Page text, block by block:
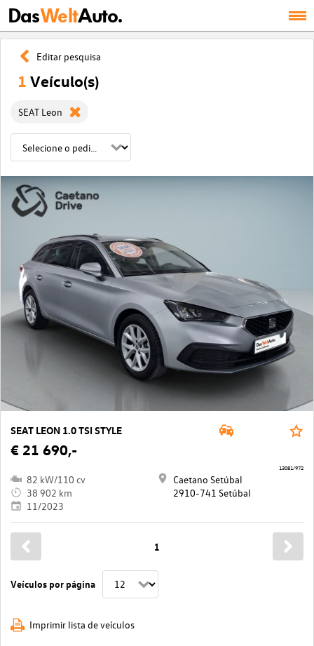
DasWeltAuto.
Editar pesquisa
1 Veículo(s)
SEAT Leon
SEAT LEON 1.0 TSI STYLE
€ 21 690,-
82 kW/110 cv
38 902 km
11/2023
Caetano Setúbal
2910-741 Setúbal
13081/972
Veículos por página
1
Imprimir lista de veículos